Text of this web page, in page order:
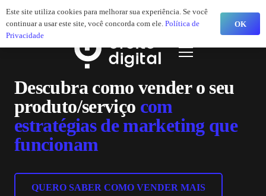
jw@efeito.digital
Descubra como vender o seu
produto/serviço com
estratégias de marketing que
funcionam
QUERO SABER COMO VENDER MAIS
Este site utiliza cookies para melhorar sua experiência. Se você
continuar a usar este site, você concorda com ele. Política de
Privacidade
OK